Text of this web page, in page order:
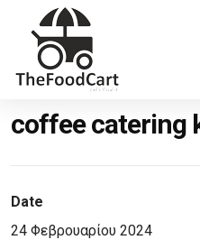
coffee catering
Date
24 Φεβρουαρίου 2024